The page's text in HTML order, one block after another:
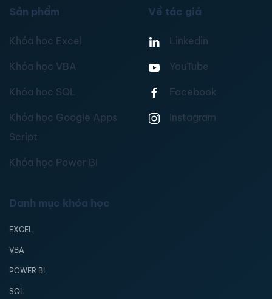
Sản phẩm
Khóa học Excel
Khóa học VBA
Khóa học SQL
Khóa học Google Apps
Script
Khóa học Power BI
Về tác giả
Linkedin
YouTube
Facebook
Instagram
Danh mục khóa học
EXCEL
VBA
POWER BI
SQL